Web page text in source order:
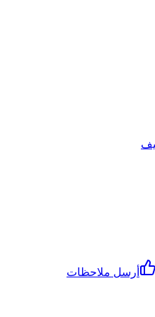
العميل قد انتقل إلى منافس
هذا الويب هوك هو وسيلة
مع الواقع.
أرسل ملاحظات